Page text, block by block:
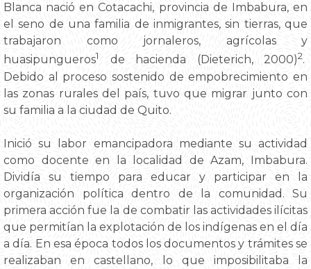
Blanca nació en Cotacachi, provincia de Imbabura, en
el seno de una familia de inmigrantes, sin tierras, que
trabajaron como jornaleros, agrícolas y
huasipungueros1 de hacienda (Dieterich, 2000)2.
Debido al proceso sostenido de empobrecimiento en
las zonas rurales del país, tuvo que migrar junto con
su familia a la ciudad de Quito.
Inició su labor emancipadora mediante su actividad
como docente en la localidad de Azam, Imbabura.
Dividía su tiempo para educar y participar en la
organización política dentro de la comunidad. Su
primera acción fue la de combatir las actividades ilícitas
que permitían la explotación de los indígenas en el día
a día. En esa época todos los documentos y trámites se
realizaban en castellano, lo que imposibilitaba la